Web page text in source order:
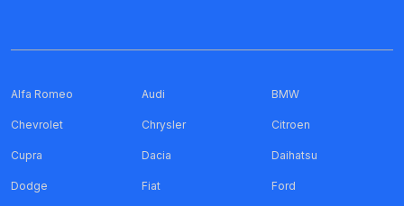
Alfa Romeo Audi BMW
Chevrolet Chrysler Citroen
Cupra Dacia Daihatsu
Dodge Fiat Ford